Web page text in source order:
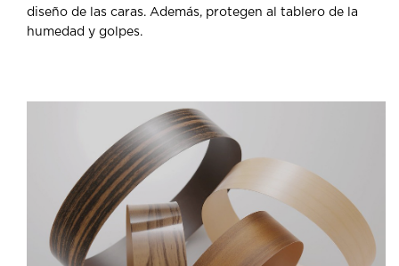
diseño de las caras. Además, protegen al tablero de la
humedad y golpes.